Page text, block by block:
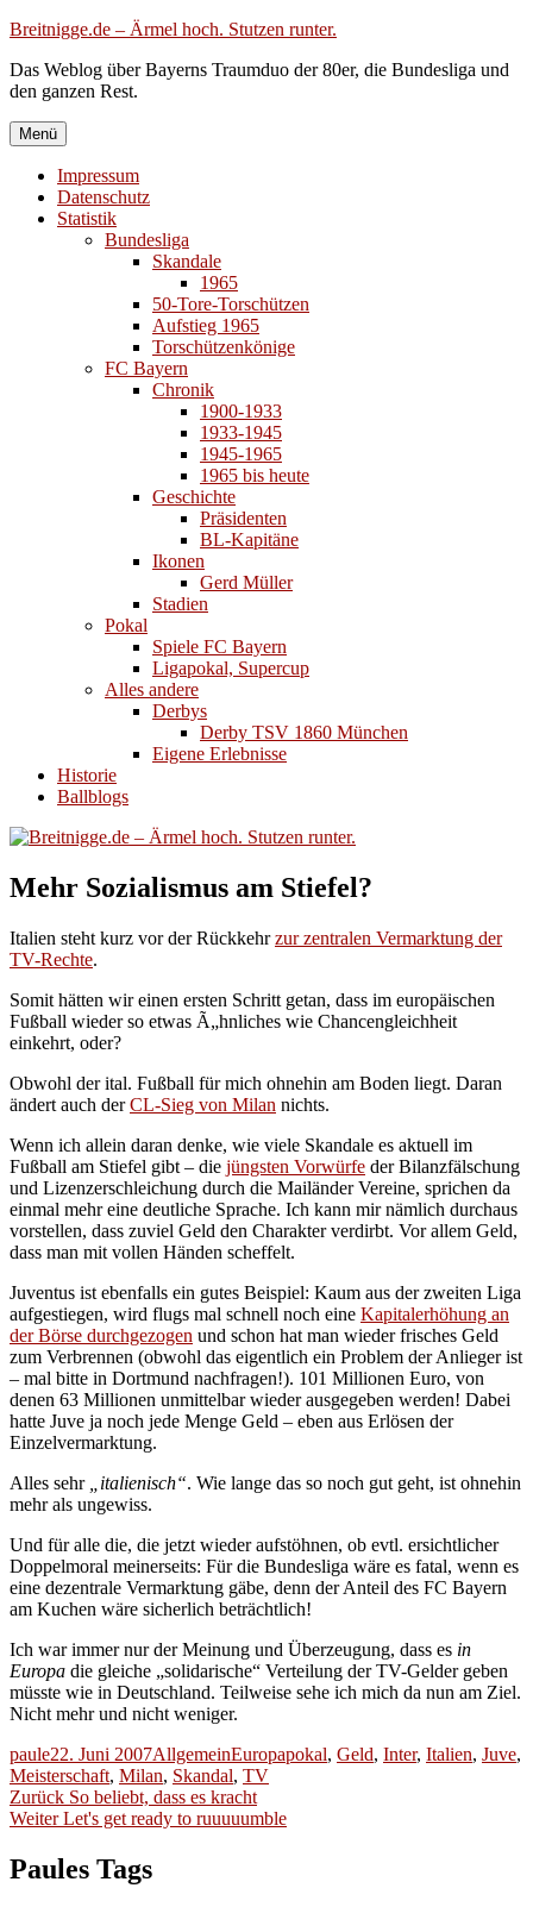
Zum
springen
Breitnigge.de – Ärmel hoch. Stutzen runter.
Das Weblog über Bayerns Traumduo der 80er, die Bundesliga und
den ganzen Rest.
Menü
Impressum
Datenschutz
Statistik
Bundesliga
Skandale
1965
50-Tore-Torschützen
Aufstieg 1965
Torschützenkönige
FC Bayern
Chronik
1900-1933
1933-1945
1945-1965
1965 bis heute
Geschichte
Präsidenten
BL-Kapitäne
Ikonen
Gerd Müller
Stadien
Pokal
Spiele FC Bayern
Ligapokal, Supercup
Alles andere
Derbys
Derby TSV 1860 München
Eigene Erlebnisse
Historie
Ballblogs
Mehr Sozialismus am Stiefel?
Italien steht kurz vor der Rückkehrzur zentralen Vermarktung der
TV-Rechte.
Somit hätten wir einen ersten Schritt getan, dass im europäischen
Fußball wieder so etwas Ã„hnliches wie Chancengleichheit
einkehrt, oder?
Obwohl der ital. Fußball für mich ohnehin am Boden liegt. Daran
ändert auch derCL-Sieg von Milan nichts.
Wenn ich allein daran denke, wie viele Skandale es aktuell im
Fußball am Stiefel gibt – die jüngsten Vorwürfe der Bilanzfälschung
und Lizenzerschleichung durch die Mailänder Vereine, sprichen da
einmal mehr eine deutliche Sprache. Ich kann mir nämlich durchaus
vorstellen, dass zuviel Geld den Charakter verdirbt. Vor allem Geld,
dass man mit vollen Händen scheffelt.
Juventus ist ebenfalls ein gutes Beispiel: Kaum aus der zweiten Liga
aufgestiegen, wird flugs mal schnell noch eine Kapitalerhöhung an
der Börse durchgezogen und schon hat man wieder frisches Geld
zum Verbrennen (obwohl das eigentlich ein Problem der Anlieger ist
– mal bitte in Dortmund nachfragen!). 101 Millionen Euro, von
denen 63 Millionen unmittelbar wieder ausgegeben werden! Dabei
hatte Juve ja noch jede Menge Geld – eben aus Erlösen der
Einzelvermarktung.
Alles sehr
„italienisch“. Wie lange das so noch gut geht, ist ohnehin
mehr als ungewiss.
Und für alle die, die jetzt wieder aufstöhnen, ob evtl. ersichtlicher
Doppelmoral meinerseits: Für die Bundesliga wäre es fatal, wenn es
eine dezentrale Vermarktung gäbe, denn der Anteil des FC Bayern
am Kuchen wäre sicherlich beträchtlich!
Ich war immer nur der Meinung und Überzeugung, dass es in
Europa die gleiche „solidarische“ Verteilung der TV-Gelder geben
müsste wie in Deutschland. Teilweise sehe ich mich da nun am Ziel.
Nicht mehr und nicht weniger.
Autor
pauleVeröffentlicht
am
22. Juni 2007Kategorien
AllgemeinSchlagwörter
Europapokal, Geld, Inter, Italien, Juve,
Meisterschaft, Milan, Skandal, TV
Beitragsnavigation
Zurück Vorheriger
Beitrag:
So beliebt, dass es kracht
Weiter Nächster
Let's get ready to ruuuuumble
Paules Tags